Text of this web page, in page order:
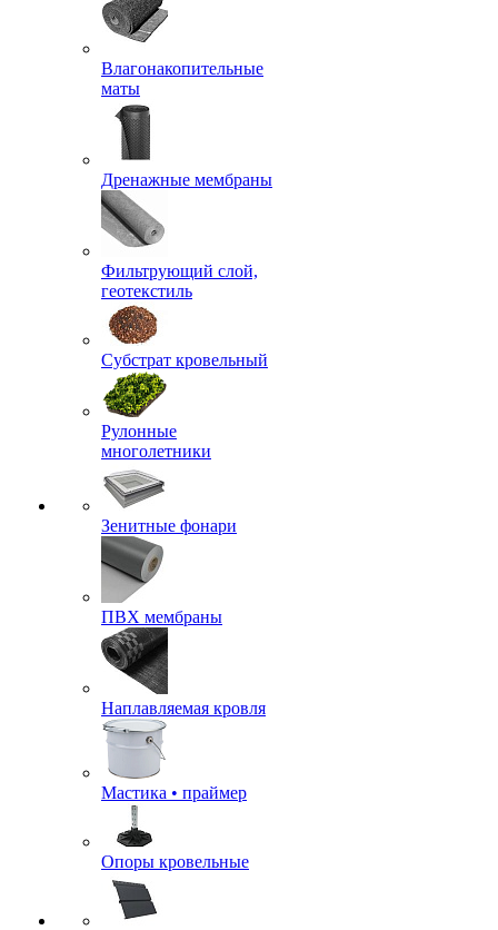
Влагонакопительные
маты
Дренажные мембраны
Фильтрующий слой,
геотекстиль
Субстрат кровельный
Рулонные
многолетники
Зенитные фонари
ПВХ мембраны
Наплавляемая кровля
Мастика • праймер
Опоры кровельные